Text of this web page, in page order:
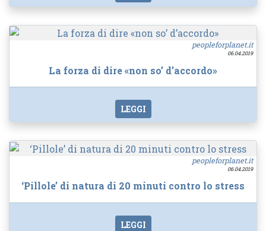
peopleforplanet.it
06.04.2019
La forza di dire «non so’ d’accordo»
LEGGI
peopleforplanet.it
06.04.2019
‘Pillole’ di natura di 20 minuti contro lo stress
LEGGI